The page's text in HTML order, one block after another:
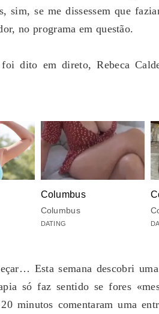
sim, se me dissessem que
no programa em questão.
dito em direto, Rebeca
Columbus
Columbus
DATING
Esta semana descobri
só faz sentido se fores
minutos comentaram uma